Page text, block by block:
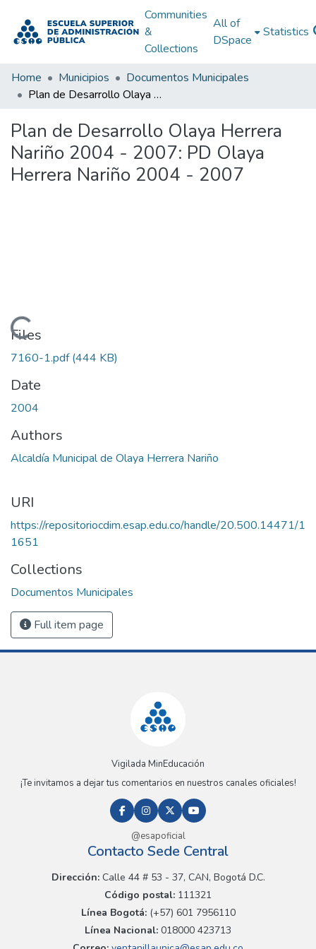
Communities
&
Collections
All of
DSpace
Statistics
Home Municipios
Documentos Municipales
Plan de Desarrollo Olaya Herrera Nariño 2004 - 2007: PD Olaya Herrera Nariño 2004 - 2007
Plan de Desarrollo Olaya Herrera
Nariño 2004 - 2007: PD Olaya
Herrera Nariño 2004 - 2007
Loading...
Files
7160-1.pdf(444 KB)
Date
2004
Authors
Alcaldía Municipal de Olaya Herrera Nariño
URI
https://repositoriocdim.esap.edu.co/handle/20.500.14471/1
1651
Collections
Documentos Municipales
Full item page
Vigilada MinEducación
¡Te invitamos a dejar tus comentarios en nuestros canales oficiales!
@esapoficial
Contacto Sede Central
Dirección:Calle 44 # 53 - 37, CAN, Bogotá D.C.
Código postal: 111321
Línea Bogotá:(+57) 601 7956110
Línea Nacional: 018000 423713